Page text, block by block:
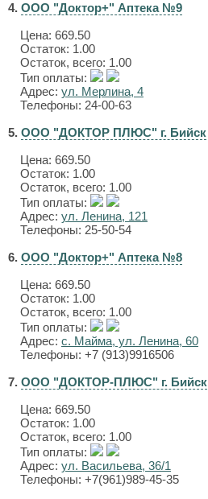
4. ООО "Доктор+" Аптека №9
Цена: 669.50
Остаток: 1.00
Остаток, всего: 1.00
Тип оплаты:
Адрес: ул. Мерлина, 4
Телефоны: 24-00-63
5. ООО "ДОКТОР ПЛЮС" г. Бийск
Цена: 669.50
Остаток: 1.00
Остаток, всего: 1.00
Тип оплаты:
Адрес: ул. Ленина, 121
Телефоны: 25-50-54
6. ООО "Доктор+" Аптека №8
Цена: 669.50
Остаток: 1.00
Остаток, всего: 1.00
Тип оплаты:
Адрес: с. Майма, ул. Ленина, 60
Телефоны: +7 (913)9916506
7. ООО "ДОКТОР-ПЛЮС" г. Бийск
Цена: 669.50
Остаток: 1.00
Остаток, всего: 1.00
Тип оплаты:
Адрес: ул. Васильева, 36/1
Телефоны: +7(961)989-45-35